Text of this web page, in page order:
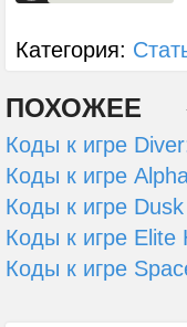
Категория:
ПОХОЖЕЕ
Коды к игре
Коды к игре
Коды к игре
Коды к игре Elite
Коды к игре